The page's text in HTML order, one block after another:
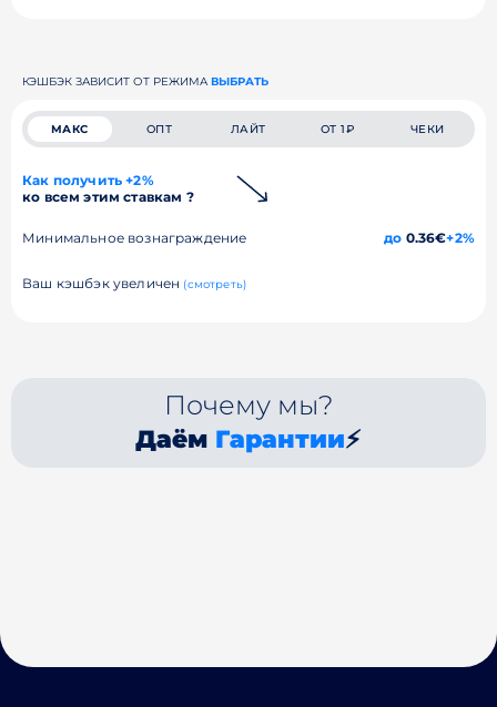
КЭШБЭК ЗАВИСИТ ОТ РЕЖИМА ВЫБРАТЬ
МАКС ОПТ ЛАЙТ ОТ 1₽ ЧЕКИ
Как получить +2%
ко всем этим ставкам ?
Минимальное вознаграждение до 0.36€+2%
Ваш кэшбэк увеличен (смотреть)
Почему мы?
Даём Гарантии⚡